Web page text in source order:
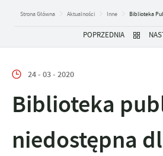
Strona Główna Aktualności Inne Biblioteka
POPRZEDNIA
24 - 03 - 2020
Biblioteka
niedostępna